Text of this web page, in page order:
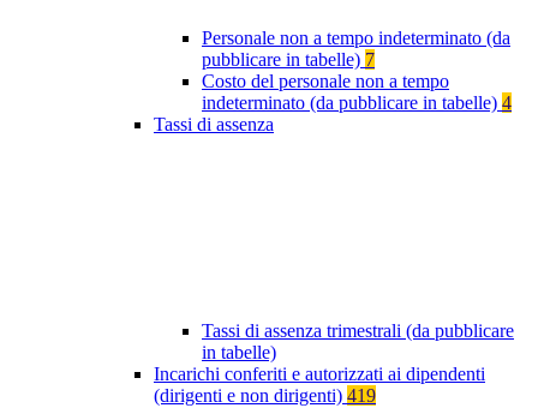
Personale non a tempo indeterminato (da
pubblicare in tabelle) 7
Costo del personale non a tempo
indeterminato (da pubblicare in tabelle) 4
Tassi di assenza
Tassi di assenza trimestrali (da pubblicare
in tabelle)
Incarichi conferiti e autorizzati ai dipendenti
(dirigenti e non dirigenti) 419